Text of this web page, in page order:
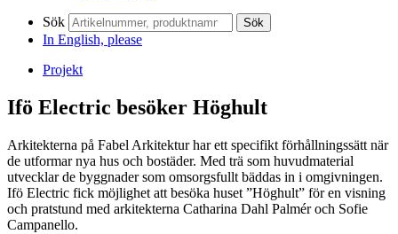
Sök Sök
In English, please
Projekt
Ifö Electric besöker Höghult
Arkitekterna på Fabel Arkitektur har ett specifikt förhållningssätt när
de utformar nya hus och bostäder. Med trä som huvudmaterial
utvecklar de byggnader som omsorgsfullt bäddas in i omgivningen.
Ifö Electric fick möjlighet att besöka huset ”Höghult” för en visning
och pratstund med arkitekterna Catharina Dahl Palmér och Sofie
Campanello.